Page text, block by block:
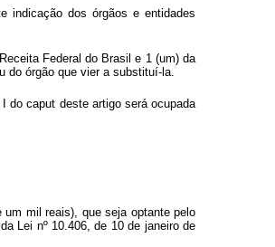
indicação dos órgãos e entidades
Federal do Brasil e 1 (um) da
do órgão que vier a substituí-la.
I docaput deste artigo será ocupada
um mil reais), que seja optante pelo
Lei nº 10.406, de 10 de janeiro de